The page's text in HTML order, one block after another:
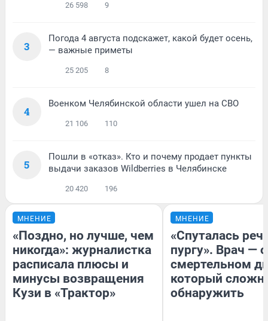
26 598 9
3
Погода 4 августа подскажет, какой будет осень,
— важные приметы
25 205 8
4
Военком Челябинской области ушел на СВО
21 106 110
5
Пошли в «отказ». Кто и почему продает пункты
выдачи заказов Wildberries в Челябинске
20 420 196
МНЕНИЕ
«Поздно, но лучше, чем
никогда»: журналистка
расписала плюсы и
минусы возвращения
Кузи в «Трактор»
МНЕНИЕ
«Спуталась
пургу». Врач — о
смертельном
который
обнаружить